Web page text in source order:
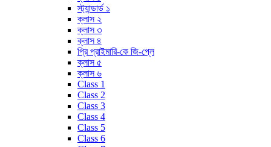
স্ট্যান্ডার্ড ১
ক্লাস ২
ক্লাস ৩
ক্লাস ৪
প্রি প্রাইমারি-কে জি-প্লে
ক্লাস ৫
ক্লাস ৬
Class 1
Class 2
Class 3
Class 4
Class 5
Class 6